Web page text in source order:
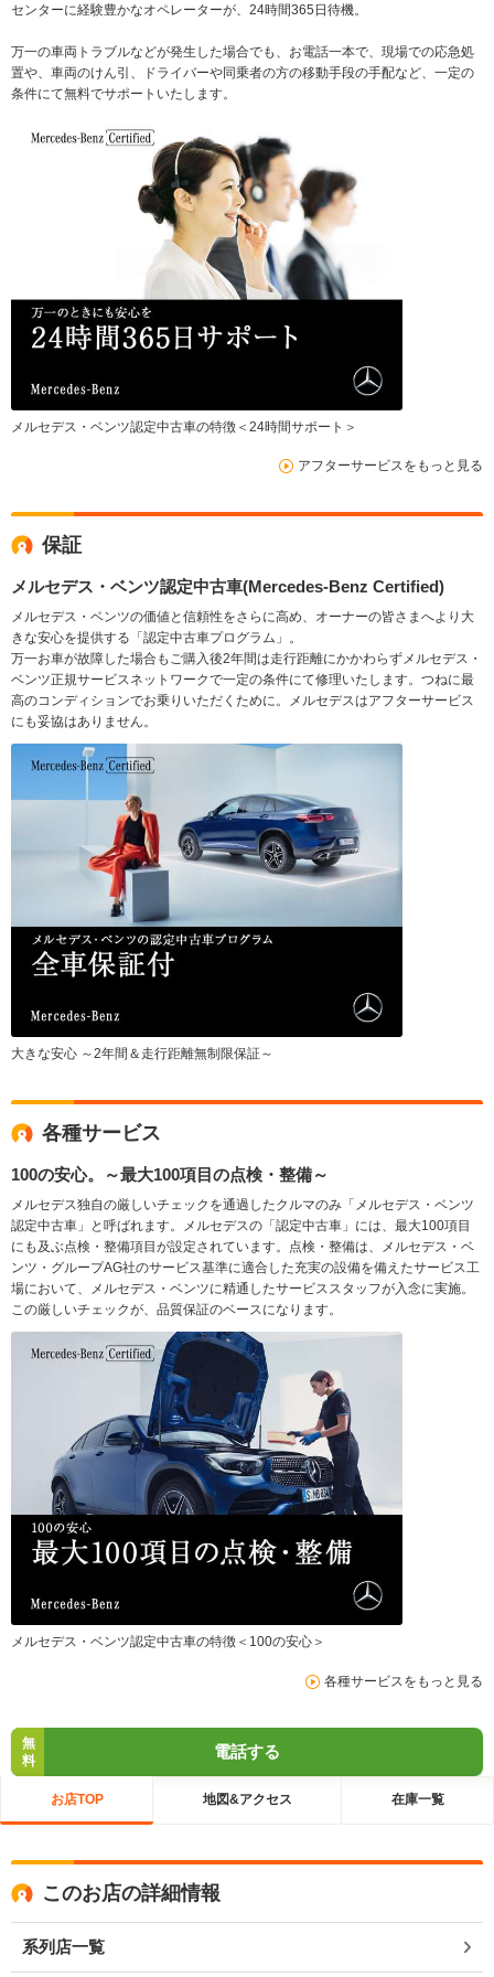
センターに経験豊かなオペレーターが、24時間365日待機。
万一の車両トラブルなどが発生した場合でも、お電話一本で、現場での応急処
置や、車両のけん引、ドライバーや同乗者の方の移動手段の手配など、一定の
条件にて無料でサポートいたします。
メルセデス・ベンツ認定中古車の特徴＜24時間サポート＞
アフターサービスをもっと見る
保証
メルセデス・ベンツ認定中古車(Mercedes-Benz Certified)
メルセデス・ベンツの価値と信頼性をさらに高め、オーナーの皆さまへより大
きな安心を提供する「認定中古車プログラム」。
万一お車が故障した場合もご購入後2年間は走行距離にかかわらずメルセデス・
ベンツ正規サービスネットワークで一定の条件にて修理いたします。つねに最
高のコンディションでお乗りいただくために。メルセデスはアフターサービス
にも妥協はありません。
大きな安心 ～2年間＆走行距離無制限保証～
各種サービス
100の安心。～最大100項目の点検・整備～
メルセデス独自の厳しいチェックを通過したクルマのみ「メルセデス・ベンツ
認定中古車」と呼ばれます。メルセデスの「認定中古車」には、最大100項目
にも及ぶ点検・整備項目が設定されています。点検・整備は、メルセデス・ベ
ンツ・グループAG社のサービス基準に適合した充実の設備を備えたサービス工
場において、メルセデス・ベンツに精通したサービススタッフが入念に実施。
この厳しいチェックが、品質保証のベースになります。
メルセデス・ベンツ認定中古車の特徴＜100の安心＞
各種サービスをもっと見る
無
料
電話する
お店TOP 地図&アクセス 在庫一覧
このお店の詳細情報
系列店一覧